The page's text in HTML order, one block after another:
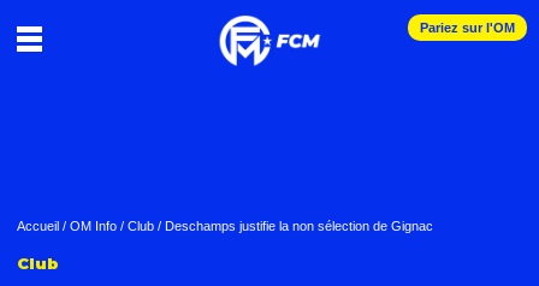
Pariez sur l'OM
Accueil / OM Info / Club / Deschamps justifie la non sélection de Gignac
Club